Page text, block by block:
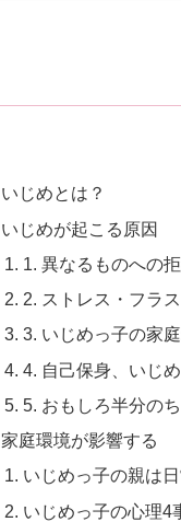
いじめとは？
いじめが起こる原因
1. 異なるものへの
2. ストレス・フラ
3. いじめっ子の家
4. 自己保身、いじ
5. おもしろ半分の
家庭環境が影響する
いじめっ子の親は
いじめっ子の心理4